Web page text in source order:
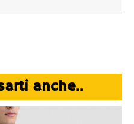
anche..